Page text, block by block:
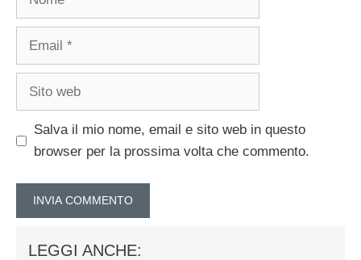
Email
Sito
Salva il mio nome, email e sito web in questo
browser per la prossima volta che commento.
LEGGI ANCHE: